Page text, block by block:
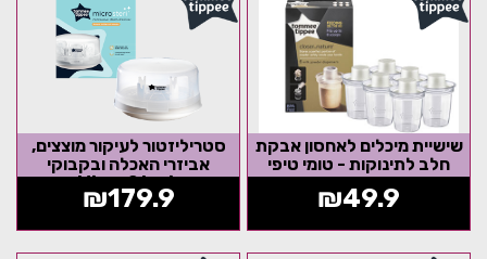
שישיית מיכלים לאחסון אבקת
חלב לתינוקות - טומי טיפי
₪49.9
סטריליזטור לעיקור מוצצים,
אביזרי האכלה ובקבוקי
תינוקות MicroSteri + מוצץ
אזל המלאי
₪179.9